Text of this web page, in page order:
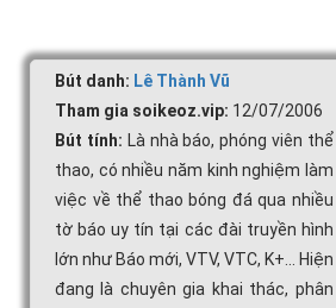
Bút danh: Lê Thành Vũ
Tham gia soikeoz.vip: 12/07/2006
Bút tính: Là nhà báo, phóng viên thể
thao, có nhiều năm kinh nghiệm làm
việc về thể thao bóng đá qua nhiều
tờ báo uy tín tại các đài truyền hình
lớn như Báo mới, VTV, VTC, K+... Hiện
đang là chuyên gia khai thác, phân